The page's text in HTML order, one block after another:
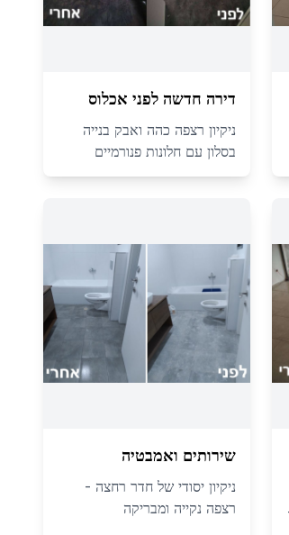
דירה חדשה לפני אכלוס
ניקיון רצפה כהה ואבק בנייה
בסלון עם חלונות פנורמיים
שירותים ואמבטיה
ניקיון יסודי של חדר רחצה -
רצפה נקייה ומבריקה